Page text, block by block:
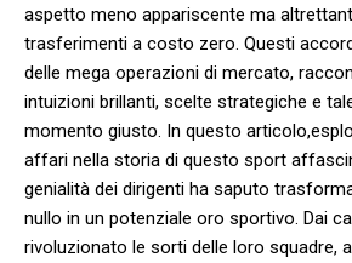
aspetto meno appariscente ma⁢
trasferimenti ⁣a costo zero. Questi
delle mega operazioni di mercato,
intuizioni brillanti, scelte ⁣strategiche​ e
momento giusto. In questo
affari nella storia di questo sport
genialità dei dirigenti ha saputo
nullo in un potenziale oro sportivo. Dai
rivoluzionato⁢ le sorti delle loro‍ squadre,